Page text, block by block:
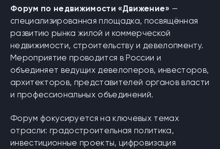
Форум по недвижимости «Движение» —
специализированная площадка, посвящённая
развитию рынка жилой и коммерческой
недвижимости, строительству и девелопменту.
Мероприятие проводится в России и
объединяет ведущих девелоперов, инвесторов,
архитекторов, представителей органов власти
и профессиональных объединений.
Форум фокусируется на ключевых темах
отрасли: градостроительная политика,
инвестиционные проекты, цифровизация